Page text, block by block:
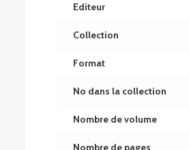
Editeur
Collection
Format
No dans la collection
Nombre de volume
Nombre de pages